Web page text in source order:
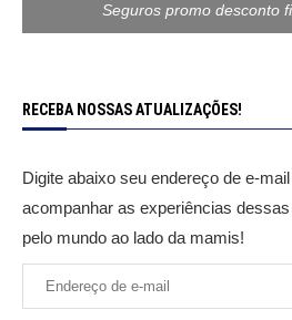
Seguros promo desconto
RECEBA NOSSAS ATUALIZAÇÕES!
Digite abaixo seu endereço de e-
acompanhar as experiências
pelo mundo ao lado da mamis!